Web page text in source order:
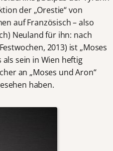
der „Orestie“ von
auf Französisch – also
Neuland für ihn: nach
2013) ist „Moses
sein in Wien heftig
an „Moses und Aron“
haben.